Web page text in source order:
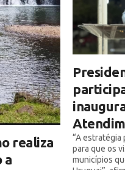
realiza
a
“A estratégia
para que os
municípios